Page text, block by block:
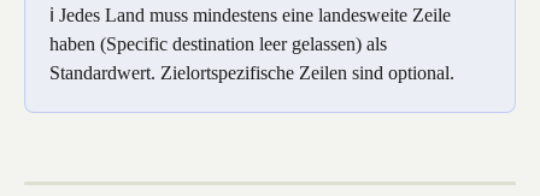
ℹ️ Jedes Land muss mindestens eine landesweite Zeile
haben (Specific destination leer gelassen) als
Standardwert. Zielortspezifische Zeilen sind optional.